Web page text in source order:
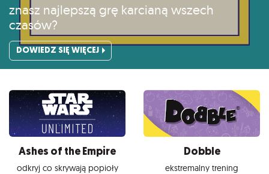
znasz najlepszą grę karcianą wszech
czasów?
DOWIEDZ SIĘ WIĘCEJ
Ashes of the Empire
odkryj co skrywają popioły
Dobble
ekstremalny trening